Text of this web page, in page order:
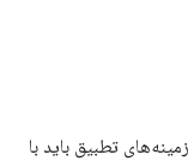
تطبیق باید با